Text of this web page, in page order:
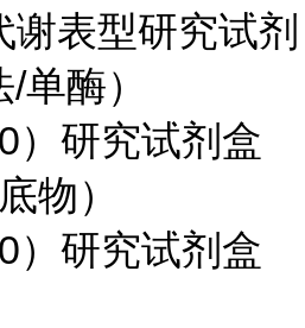
谢表型研究试剂
单酶）
）研究试剂盒
物）
）研究试剂盒